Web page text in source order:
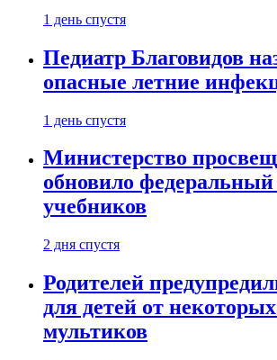
1 день спустя
Педиатр Благовидов
опасные летние
1 день спустя
Министерство
обновило
учебников
2 дня спустя
Родителей
для детей от
мультиков